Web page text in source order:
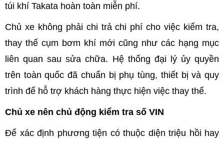
túi khí Takata hoàn toàn miễn phí.
Chủ xe không phải chi trả chi phí cho việc kiểm tra,
thay thế cụm bơm khí mới cũng như các hạng mục
liên quan sau sửa chữa. Hệ thống đại lý ủy quyền
trên toàn quốc đã chuẩn bị phụ tùng, thiết bị và quy
trình để hỗ trợ khách hàng thực hiện việc thay thế.
Chủ xe nên chủ động kiểm tra số VIN
Để xác định phương tiện có thuộc diện triệu hồi hay